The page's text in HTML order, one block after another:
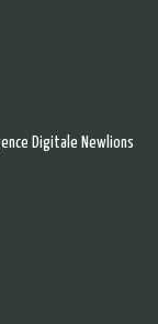
Digitale Newlions